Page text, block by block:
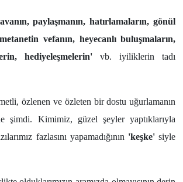
paylaşmanın, hatırlamaların, gönül
vefanın, heyecanlı buluşmaların,
hediyeleşmelerin'vb. iyiliklerin tadı
özlenen ve özleten bir dostu uğurlamanın
şimdi. Kimimiz, güzel şeyler yaptıklarıyla
fazlasını yapamadığının 'keşke' siyle